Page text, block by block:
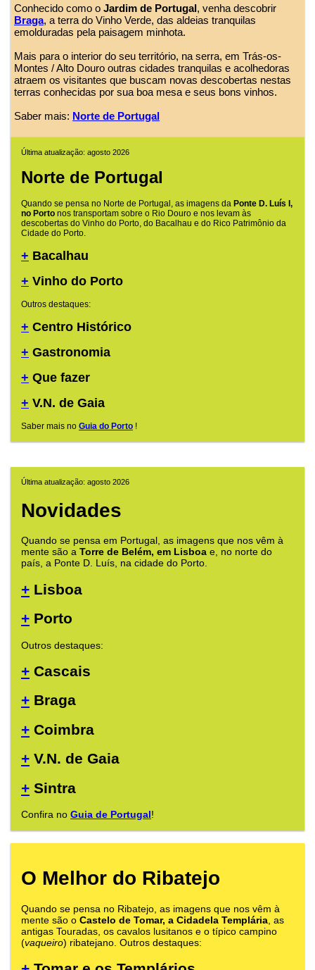
Conhecido como o Jardim de Portugal, venha descobrir
Braga, a terra do Vinho Verde, das aldeias tranquilas
emolduradas pela paisagem minhota.
Mais para o interior do seu território, na serra, em Trás-os-
Montes / Alto Douro outras cidades tranquilas e acolhedoras
atraem os visitantes que buscam novas descobertas nestas
terras conhecidas por sua boa mesa e seus bons vinhos.
Saber mais: Norte de Portugal
Última atualização: agosto 2026
Norte de Portugal
Quando se pensa no Norte de Portugal, as imagens da Ponte D. Luís I,
no Porto nos transportam sobre o Rio Douro e nos levam às
descobertas do Vinho do Porto, do Bacalhau e do Rico Patrimônio da
Cidade do Porto.
+ Bacalhau
+ Vinho do Porto
Outros destaques:
+ Centro Histórico
+ Gastronomia
+ Que fazer
+ V.N. de Gaia
Saber mais no Guia do Porto !
Última atualização: agosto 2026
Novidades
Quando se pensa em Portugal, as imagens que nos vêm à
mente são a Torre de Belém, em Lisboa e, no norte do
país, a Ponte D. Luís, na cidade do Porto.
+ Lisboa
+ Porto
Outros destaques:
+ Cascais
+ Braga
+ Coimbra
+ V.N. de Gaia
+ Sintra
Confira no Guia de Portugal!
O Melhor do Ribatejo
Quando se pensa no Ribatejo, as imagens que nos vêm à
mente são o Castelo de Tomar, a Cidadela Templária , as
antigas Touradas, os cavalos lusitanos e o típico campino
(vaqueiro) ribatejano. Outros destaques: